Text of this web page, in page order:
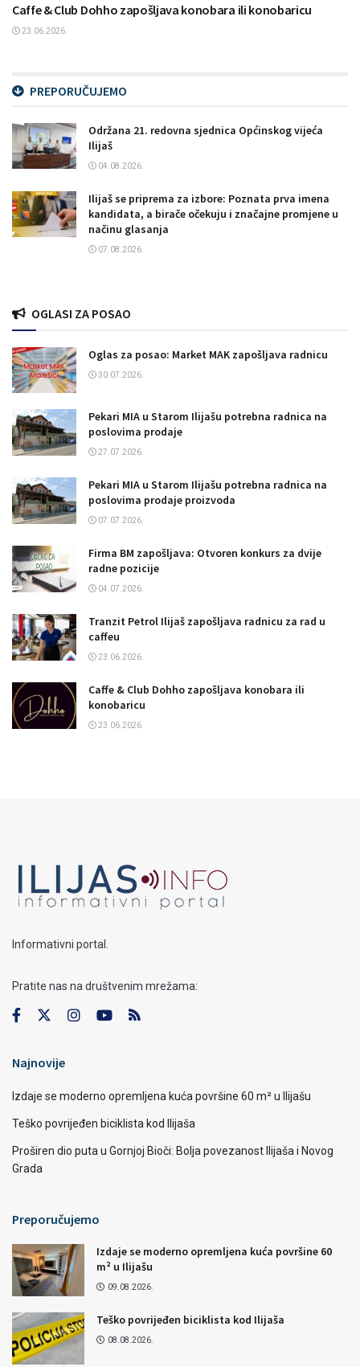
Caffe & Club Dohho zapošljava konobara ili konobaricu
23.06.2026.
PREPORUČUJEMO
Održana 21. redovna sjednica Općinskog vijeća
Ilijaš
04.08.2026.
Ilijaš se priprema za izbore: Poznata prva imena
kandidata, a birače očekuju i značajne promjene u
načinu glasanja
07.08.2026.
OGLASI ZA POSAO
Oglas za posao: Market MAK zapošljava radnicu
30.07.2026.
Pekari MIA u Starom Ilijašu potrebna radnica na
poslovima prodaje
27.07.2026.
Pekari MIA u Starom Ilijašu potrebna radnica na
poslovima prodaje proizvoda
07.07.2026.
Firma BM zapošljava: Otvoren konkurs za dvije
radne pozicije
04.07.2026.
Tranzit Petrol Ilijaš zapošljava radnicu za rad u
caffeu
23.06.2026.
Caffe & Club Dohho zapošljava konobara ili
konobaricu
23.06.2026.
Informativni portal.
Pratite nas na društvenim mrežama:
Najnovije
Izdaje se moderno opremljena kuća površine 60 m² u Ilijašu
Teško povrijeđen biciklista kod Ilijaša
Proširen dio puta u Gornjoj Bioči: Bolja povezanost Ilijaša i Novog
Grada
Preporučujemo
Izdaje se moderno opremljena kuća površine 60
m² u Ilijašu
09.08.2026.
Teško povrijeđen biciklista kod Ilijaša
08.08.2026.